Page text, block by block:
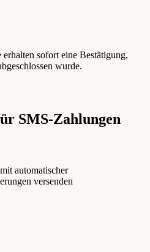
sofort eine Bestätigung,
wurde.
SMS-Zahlungen
automatischer
versenden